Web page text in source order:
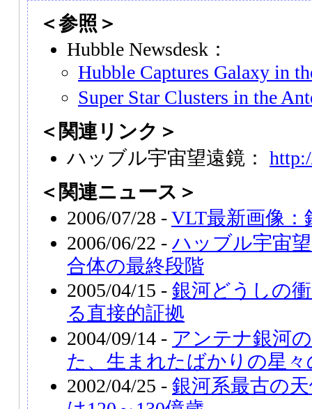
＜参照＞
Hubble Newsdesk：
Hubble Captures Galaxy in
Super Star Clusters in the
＜関連リンク＞
ハッブル宇宙望遠鏡：
＜関連ニュース＞
2006/07/28 -VLT最新画像
2006/06/22 - ハッブル宇宙
合体の最終段階
2005/04/15 - 銀河どうしの
る直接的証拠
2004/09/14 - アンテナ銀河
た、生まれたばかりの星々
2002/04/25 - 銀河系最古の